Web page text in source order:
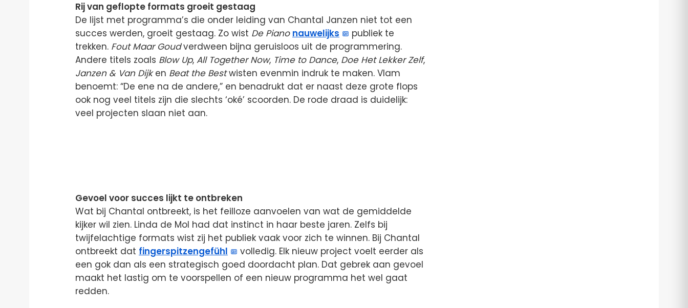
Rij van geflopte formats groeit gestaag
De lijst met programma’s die onder leiding van Chantal Janzen niet tot een
succes werden, groeit gestaag. Zo wist De Piano nauwelijks
publiek te
trekken. Fout Maar Goudverdween bijna geruisloos uit de programmering.
Andere titels zoals Blow Up, All Together Now, Time to Dance, Doe Het Lekker Zelf,
Janzen & Van Dijken Beat the Bestwisten evenmin indruk te maken. Vlam
benoemt: “De ene na de andere,” en benadrukt dat er naast deze grote flops
ook nog veel titels zijn die slechts ‘oké’ scoorden. De rode draad is duidelijk:
veel projecten slaan niet aan.
Gevoel voor succes lijkt te ontbreken
Wat bij Chantal ontbreekt, is het feilloze aanvoelen van wat de gemiddelde
kijker wil zien. Linda de Mol had dat instinct in haar beste jaren. Zelfs bij
twijfelachtige formats wist zij het publiek vaak voor zich te winnen. Bij Chantal
ontbreekt dat fingerspitzengefühl
volledig. Elk nieuw project voelt eerder als
een gok dan als een strategisch goed doordacht plan. Dat gebrek aan gevoel
maakt het lastig om te voorspellen of een nieuw programma het wel gaat
redden.